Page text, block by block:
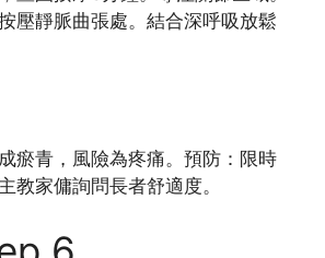
壓靜脈曲張處。結合深呼吸放鬆
瘀青，風險為疼痛。預防：限時
教家傭詢問長者舒適度。